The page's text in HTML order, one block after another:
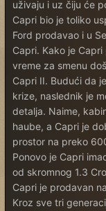
uživaju i uz čiju će
Capri bio je toliko
Ford prodavao i u
Capri. Kako je
vreme za smenu
Capri II. Budući da
krize, naslednik je
detalja. Naime,
haube, a Capri je
prostor na preko
Ponovo je Capri
od skromnog 1.3
Capri je prodavan
Kroz sve tri